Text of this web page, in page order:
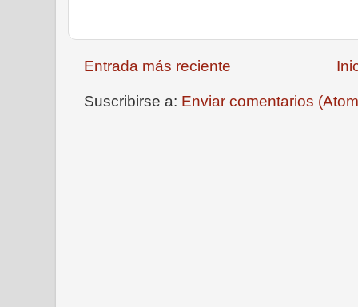
Entrada más reciente
Suscribirse a: Enviar comentarios